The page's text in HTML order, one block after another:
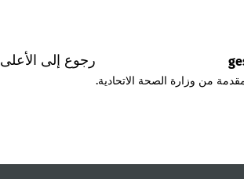
رجوع إلى الأعلى
من وزارة الصحة الاتحادية.